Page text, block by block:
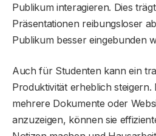
Publikum interagieren. Dies
Präsentationen reibungsloser
Publikum besser eingebunden
Auch für Studenten kann ein
Produktivität erheblich
mehrere Dokumente oder
anzuzeigen, können sie